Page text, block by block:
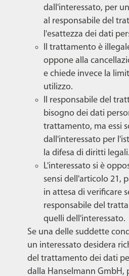
dall'interessato, per
al responsabile del
l'esattezza dei dati
Il trattamento è
oppone alla
e chiede invece la
utilizzo.
Il responsabile del
bisogno dei dati
trattamento, ma essi
dall'interessato per
la difesa di diritti legali.
L'interessato si è
sensi dell'articolo 21,
in attesa di verificare
responsabile del
quelli dell'interessato.
Se una delle suddette
un interessato desidera
del trattamento dei dati
dalla Hanselmann GmbH,